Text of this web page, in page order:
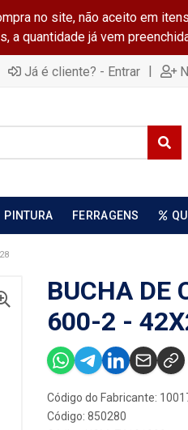
no site, não aceito em
quantidade já vem
Já é cliente? - Entrar |
PINTURA FERRAGENS
BUCHA DE
600-2 -
Código do Fabricante:
Código: 850280